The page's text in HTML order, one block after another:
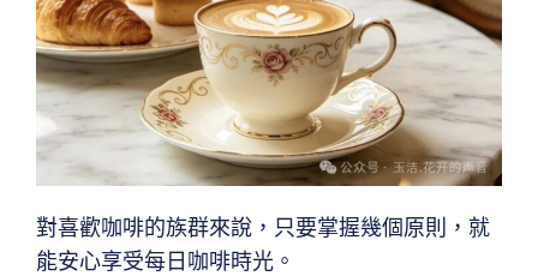
對喜歡咖啡的族群來說，只要掌握幾個原則，就
能安心享受每日咖啡時光。